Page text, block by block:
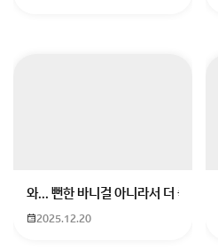
와... 뻔한 바니걸 아니라서 더 좋음
2025.12.20